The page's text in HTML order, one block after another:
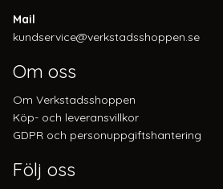
Mail
kundservice@verkstadsshoppen.se
Om oss
Om Verkstadsshoppen
Köp- och leveransvillkor
GDPR och personuppgiftshantering
Följ oss